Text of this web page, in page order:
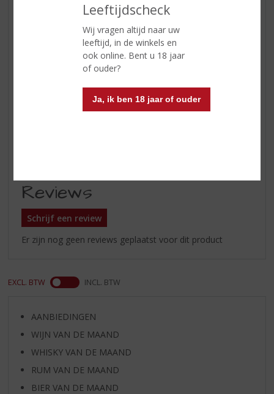
Leeftijdscheck
Wij vragen altijd naar uw
leeftijd, in de winkels en
ook online. Bent u 18 jaar
of ouder?
Ja, ik ben 18 jaar of ouder
ETIKETINFORMATIE
Land van Herkomst
Schotland
Alcoholpercentage
56.5% vol
Reviews
Schrijf een review
Er zijn nog geen reviews geplaatst voor dit product
EXCL. BTW INCL. BTW
AANBIEDINGEN
WIJN VAN DE MAAND
WHISKY VAN DE MAAND
RUM VAN DE MAAND
BIER VAN DE MAAND